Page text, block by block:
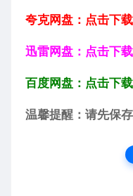
夸克网盘：点击下
迅雷网盘：点击下
百度网盘：点击下
温馨提醒：请先保